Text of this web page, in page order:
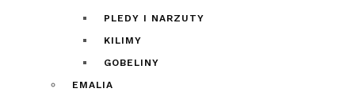
PLEDY I NARZUTY
KILIMY
GOBELINY
EMALIA